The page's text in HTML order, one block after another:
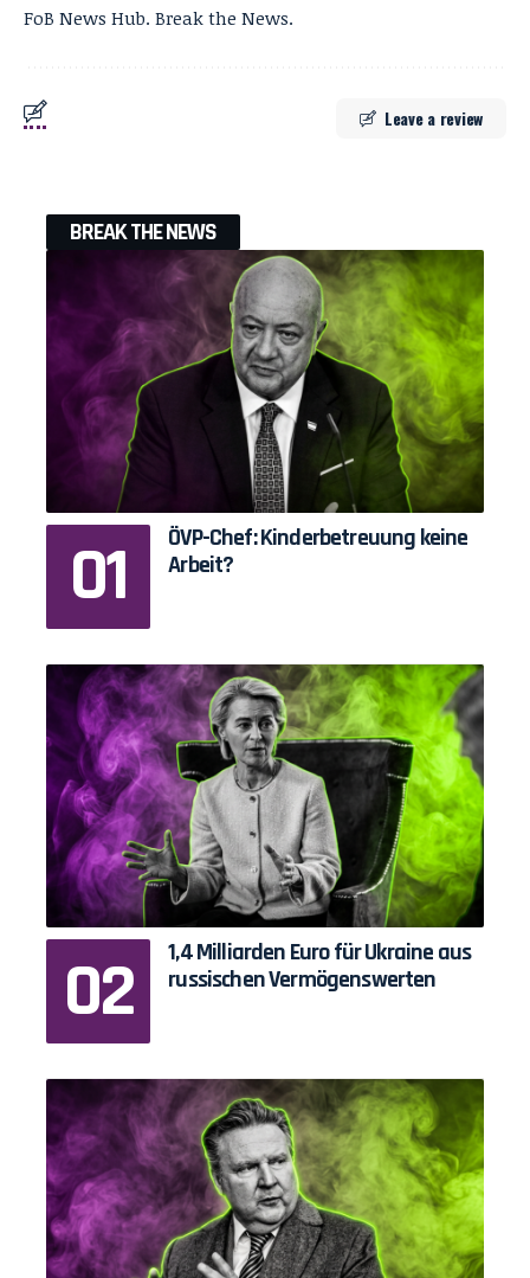
FoB News Hub. Break the News.
Leave a review
BREAK THE NEWS
ÖVP-Chef: Kinderbetreuung keine
Arbeit?
1,4 Milliarden Euro für Ukraine aus
russischen Vermögenswerten